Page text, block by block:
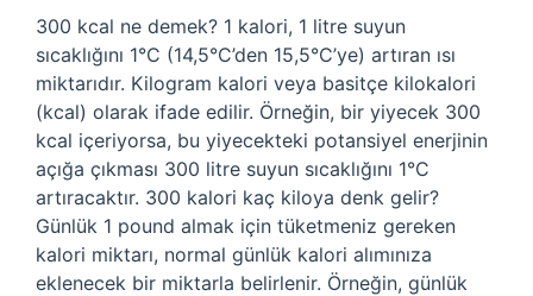
300 kcal ne demek? 1 kalori, 1 litre suyun
sıcaklığını 1°C (14,5°C’den 15,5°C’ye) artıran ısı
miktarıdır. Kilogram kalori veya basitçe kilokalori
(kcal) olarak ifade edilir. Örneğin, bir yiyecek 300
kcal içeriyorsa, bu yiyecekteki potansiyel enerjinin
açığa çıkması 300 litre suyun sıcaklığını 1°C
artıracaktır. 300 kalori kaç kiloya denk gelir?
Günlük 1 pound almak için tüketmeniz gereken
kalori miktarı, normal günlük kalori alımınıza
eklenecek bir miktarla belirlenir. Örneğin, günlük